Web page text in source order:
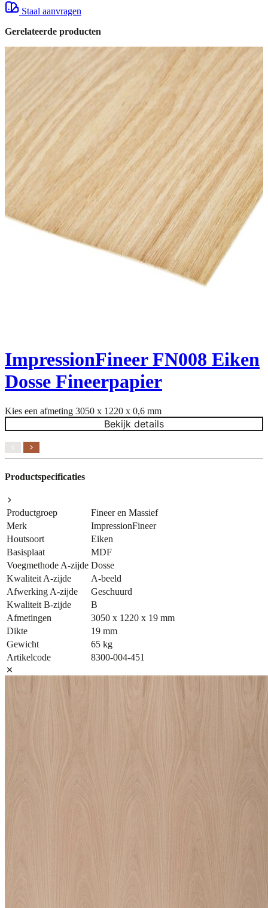
Staal aanvragen
Gerelateerde producten
ImpressionFineer FN008 Eiken
Dosse Fineerpapier
Kies een afmeting 3050 x 1220 x 0,6 mm
Bekijk details
Productspecificaties
Productgroep
Fineer en Massief
Merk
ImpressionFineer
Houtsoort
Eiken
Basisplaat
MDF
Voegmethode A-zijde Dosse
Kwaliteit A-zijde
A-beeld
Afwerking A-zijde
Geschuurd
Kwaliteit B-zijde
B
Afmetingen
3050 x 1220 x 19 mm
Dikte
19 mm
Gewicht
65 kg
Artikelcode
8300-004-451